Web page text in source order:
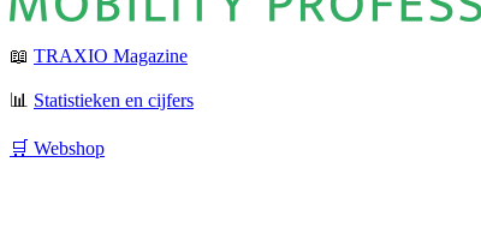
📖 TRAXIO Magazine
📊 Statistieken en cijfers
🛒 Webshop